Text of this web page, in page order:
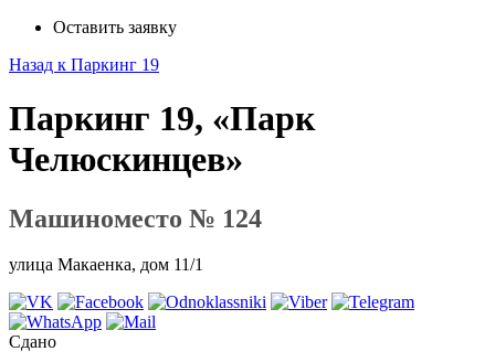
Оставить заявку
Назад к Паркинг 19
Паркинг 19, «Парк
Челюскинцев»
Машиноместо № 124
улица Макаенка, дом 11/1
Сдано